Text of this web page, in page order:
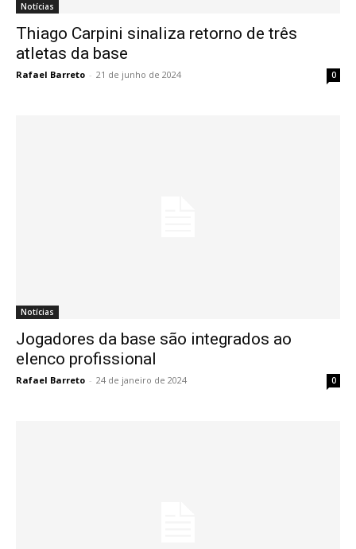
Notícias
Thiago Carpini sinaliza retorno de três
atletas da base
Rafael Barreto - 21 de junho de 2024 0
Notícias
Jogadores da base são integrados ao
elenco profissional
Rafael Barreto - 24 de janeiro de 2024 0